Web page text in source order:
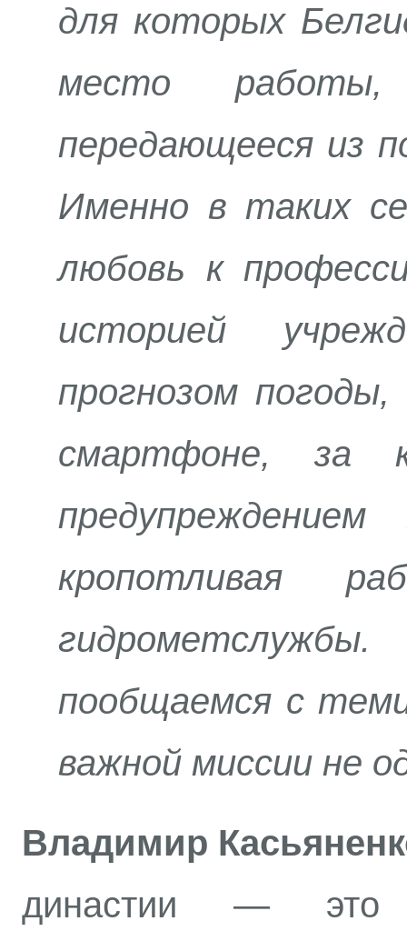
для которых
место
передающееся из
Именно в таких
любовь к
историей
прогнозом
смартфоне, за
кропотливая
пообщаемся с
важной миссии не
Владимир
династии — это